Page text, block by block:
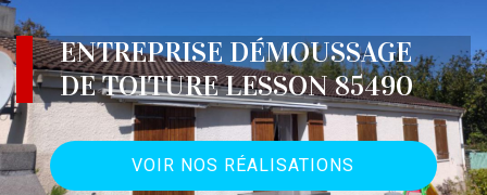
ENTREPRISE DÉMOUSSAGE
DE TOITURE LESSON 85490
VOIR NOS RÉALISATIONS